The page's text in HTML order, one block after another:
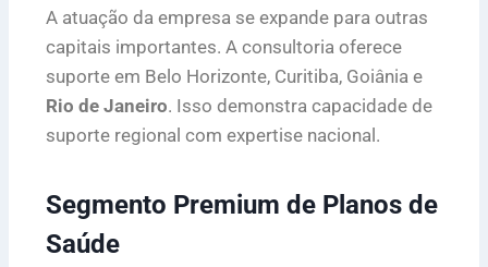
A atuação da empresa se expande para outras
capitais importantes. A consultoria oferece
suporte em Belo Horizonte, Curitiba, Goiânia e
Rio de Janeiro. Isso demonstra capacidade de
suporte regional com expertise nacional.
Segmento Premium de Planos de
Saúde